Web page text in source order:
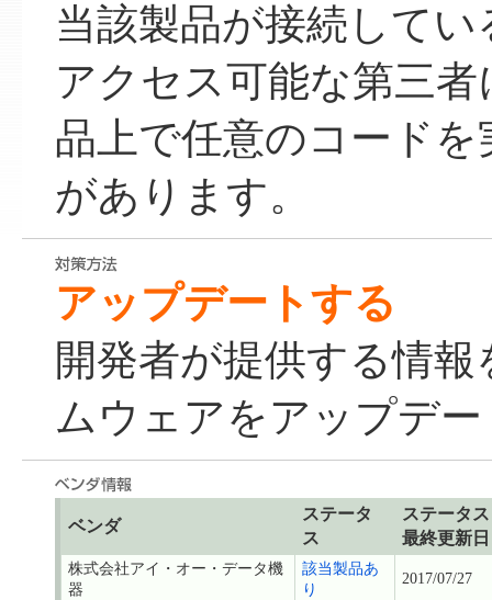
当該製品が接続して
アクセス可能な第三
品上で任意のコード
があります。
アップデートする
開発者が提供する情
ムウェアをアップデ
ベンダ
ステータ
ス
ステータス
最終更新日
株式会社アイ・オー・データ機
器
該当製品あ
り
2017/07/27